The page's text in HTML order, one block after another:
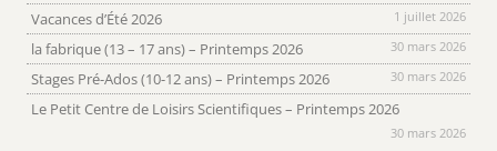
Vacances d’Été 2026 1 juillet 2026
la fabrique (13 – 17 ans) – Printemps 2026 30 mars 2026
Stages Pré-Ados (10-12 ans) – Printemps 2026 30 mars 2026
Le Petit Centre de Loisirs Scientifiques – Printemps 2026
30 mars 2026